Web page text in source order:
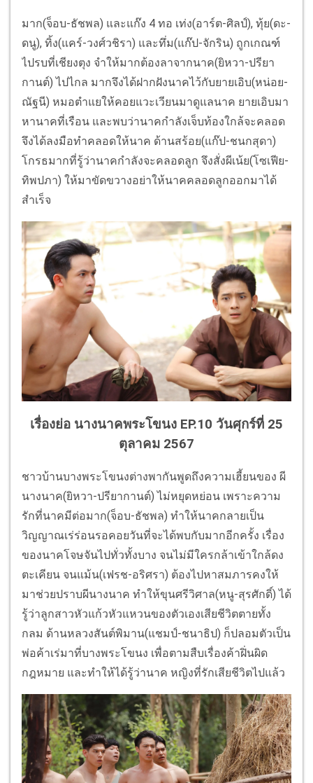
มาก(จ็อบ-ธัชพล) และแก๊ง 4 ทอ เท่ง(อาร์ต-ศิลป์), ทุ้ย(ดะ-
ดนู), ทิ้ง(แคร์-วงศ์วชิรา) และทึ่ม(แก๊ป-จักริน) ถูกเกณฑ์
ไปรบที่เชียงตุง จำให้มากต้องลาจากนาค(ยิหวา-ปรียา
กานต์) ไปไกล มากจึงได้ฝากฝังนาคไว้กับยายเอิบ(หน่อย-
ณัฐนี) หมอตำแยให้คอยแวะเวียนมาดูแลนาค ยายเอิบมา
หานาคที่เรือน และพบว่านาคกำลังเจ็บท้องใกล้จะคลอด
จึงได้ลงมือทำคลอดให้นาค ด้านสร้อย(แก๊ป-ชนกสุดา)
โกรธมากที่รู้ว่านาคกำลังจะคลอดลูก จึงสั่งผีเน้ย(โซเฟีย-
ทิพปภา) ให้มาขัดขวางอย่าให้นาคคลอดลูกออกมาได้
สำเร็จ
เรื่องย่อ นางนาคพระโขนง EP.10 วันศุกร์ที่ 25
ตุลาคม 2567
ชาวบ้านบางพระโขนงต่างพากันพูดถึงความเฮี้ยนของ ผี
นางนาค(ยิหวา-ปรียากานต์) ไม่หยุดหย่อน เพราะความ
รักที่นาคมีต่อมาก(จ็อบ-ธัชพล) ทำให้นาคกลายเป็น
วิญญาณเร่ร่อนรอคอยวันที่จะได้พบกับมากอีกครั้ง เรื่อง
ของนาคโจษจันไปทั่วทั้งบาง จนไม่มีใครกล้าเข้าใกล้ดง
ตะเคียน จนแม้น(เฟรช-อริศรา) ต้องไปหาสมภารคงให้
มาช่วยปราบผีนางนาค ทำให้ขุนศรีวิศาล(หนู-สุรศักดิ์) ได้
รู้ว่าลูกสาวหัวแก้วหัวแหวนของตัวเองเสียชีวิตตายทั้ง
กลม ด้านหลวงสันต์พิมาน(แชมป์-ชนาธิป) ก็ปลอมตัวเป็น
พ่อค้าเร่มาที่บางพระโขนง เพื่อตามสืบเรื่องค้าฝิ่นผิด
กฎหมาย และทำให้ได้รู้ว่านาค หญิงที่รักเสียชีวิตไปแล้ว